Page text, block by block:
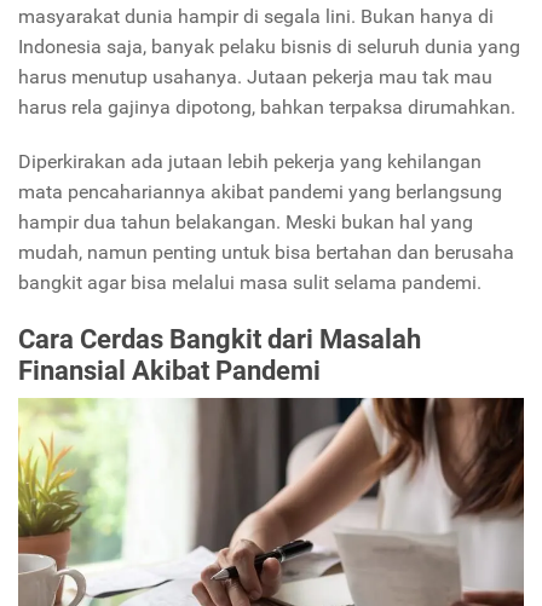
masyarakat dunia hampir di segala lini. Bukan hanya di
Indonesia saja, banyak pelaku bisnis di seluruh dunia yang
harus menutup usahanya. Jutaan pekerja mau tak mau
harus rela gajinya dipotong, bahkan terpaksa dirumahkan.
Diperkirakan ada jutaan lebih pekerja yang kehilangan
mata pencahariannya akibat pandemi yang berlangsung
hampir dua tahun belakangan. Meski bukan hal yang
mudah, namun penting untuk bisa bertahan dan berusaha
bangkit agar bisa melalui masa sulit selama pandemi.
Cara Cerdas Bangkit dari Masalah
Finansial Akibat Pandemi